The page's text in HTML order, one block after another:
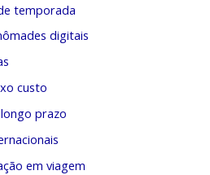
temporada
digitais
custo
prazo
em viagem